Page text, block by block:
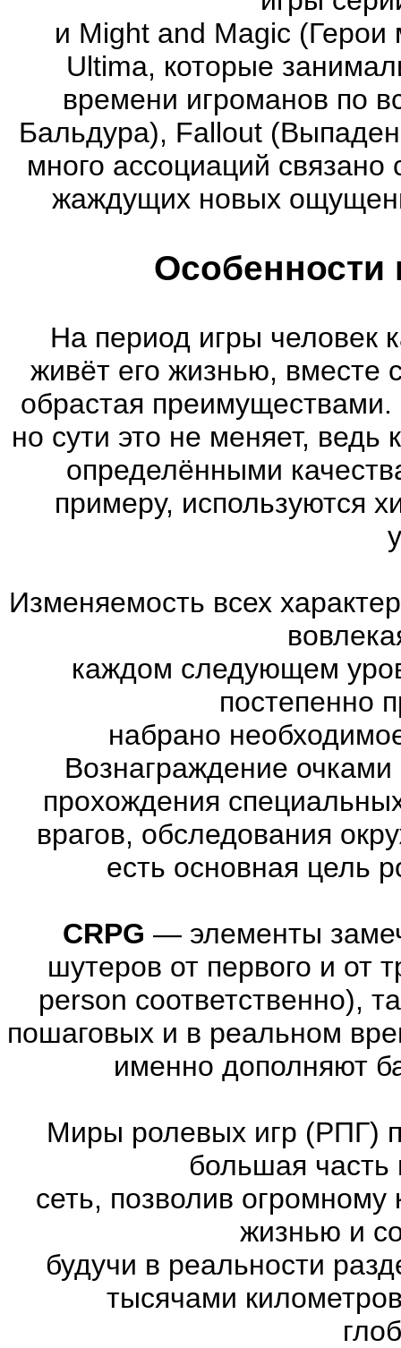
и Might and Magic
Ultima, которые
времени игроманов по
Бальдура), Fallout
много ассоциаций
жаждущих новых
Особенности
На период игры человек
живёт его жизнью, вместе
обрастая
но сути это не меняет,
определёнными
примеру, используются
Изменяемость всех
каждом следующем
постепенно
набрано
Вознаграждение
прохождения
врагов, обследования
есть основная цель
CRPG — элементы
шутеров от первого и от
person соответственно),
пошаговых и в реальном
именно дополняют
Миры ролевых игр (РПГ)
большая часть
сеть, позволив огромному
жизнью и
будучи в реальности
тысячами